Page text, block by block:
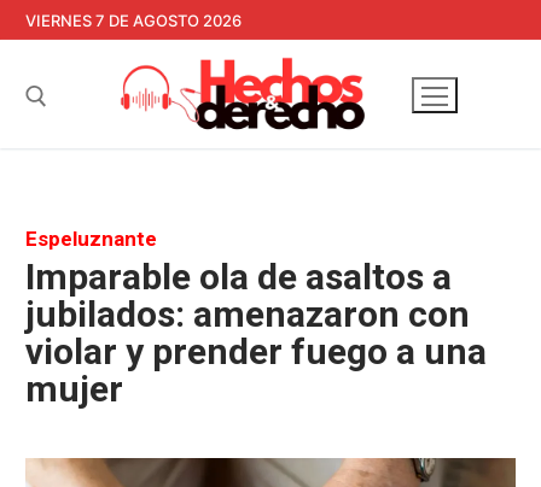
contenido
VIERNES 7 DE AGOSTO 2026
Espeluznante
Imparable ola de asaltos a
jubilados: amenazaron con
violar y prender fuego a una
mujer